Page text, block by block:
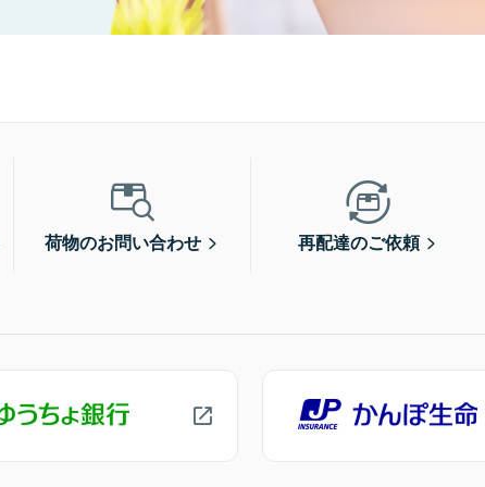
荷物のお問い合わせ 再配達のご依頼